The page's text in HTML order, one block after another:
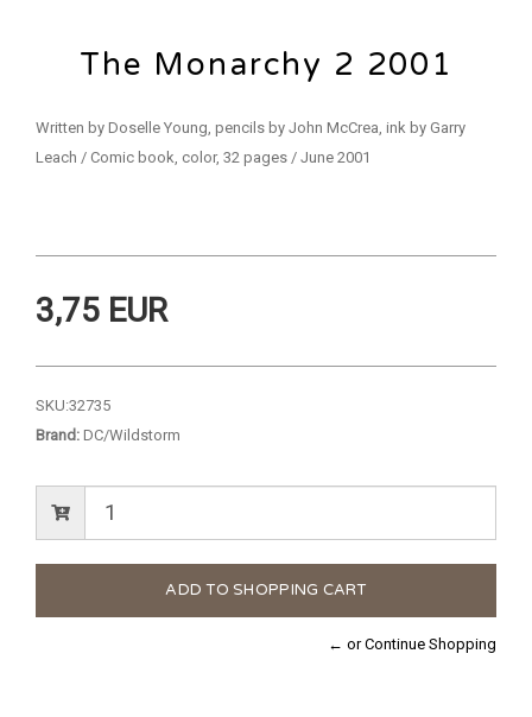
The Monarchy 2 2001
Written by Doselle Young, pencils by John McCrea, ink by Garry
Leach / Comic book, color, 32 pages / June 2001
3,75 EUR
SKU:32735
Brand: DC/Wildstorm
← or Continue Shopping